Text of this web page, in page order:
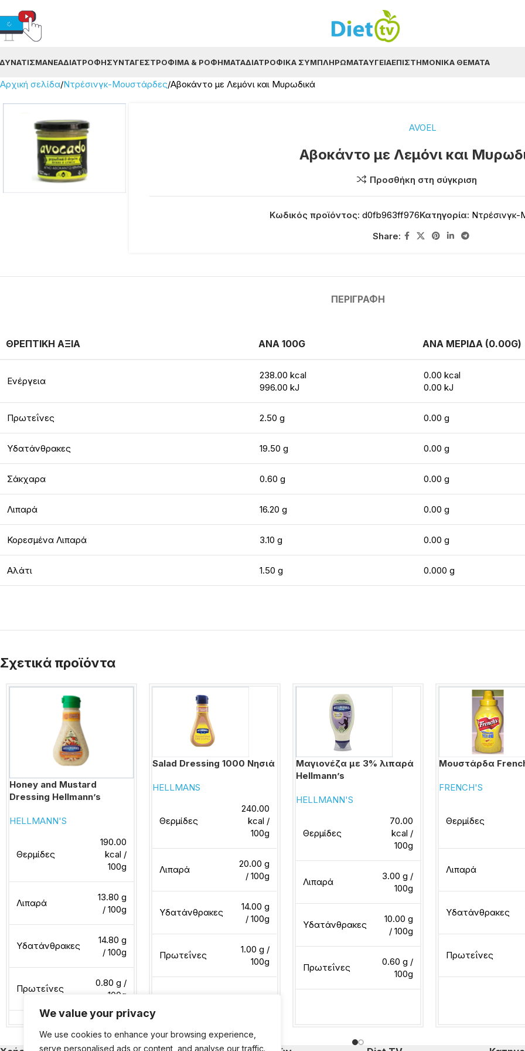
We value your privacy
We use cookies to enhance your browsing experience,
serve personalised ads or content, and analyse our traffic.
ΝΈΑΔΙΑΤΡΟΦΉΣΥΝΤΑΓΈΣΤΡΌΦΙΜΑ & ΡΟΦΉΜΑΤΑΔΙΑΤΡΟΦΙΚΆ ΣΥΜΠΛΗΡΏΜΑΤΑΥΓΕΊΑΕΠΙΣΤΗΜΟΝΙΚΆ ΘΈΜΑΤΑ
Αρχική σελίδα Ντρέσινγκ-Μουστάρδες Αβοκάντο με Λεμόνι και Μυρωδικά
AVOEL
Αβοκάντο με Λεμόνι και
Προσθήκη στη σύγκριση
Κωδικός προϊόντος: d0fb963ff976Κατηγορία:
Share:
ΠΕΡΙΓΡΑΦΉ
ΘΡΕΠΤΙΚΗ ΑΞΙΑ ΑΝΑ 100G ΑΝΑ ΜΕΡΙΔΑ (0.00G)
Ενέργεια
238.00 kcal
996.00 kJ
0.00 kcal
0.00 kJ
Πρωτεΐνες 2.50 g 0.00 g
Υδατάνθρακες 19.50 g 0.00 g
Σάκχαρα 0.60 g 0.00 g
Λιπαρά 16.20 g 0.00 g
Κορεσμένα Λιπαρά 3.10 g 0.00 g
Αλάτι 1.50 g 0.000 g
Σχετικά προϊόντα
Honey and Mustard
Dressing Hellmann’s
HELLMANN'S
Θερμίδες
190.00
kcal /
100g
Λιπαρά
13.80 g
/ 100g
Υδατάνθρακες
14.80 g
/ 100g
Πρωτεΐνες
0.80 g /
100g
Salad Dressing 1000 Νησιά
HELLMANS
Θερμίδες
240.00
kcal /
100g
Λιπαρά
20.00 g
/ 100g
Υδατάνθρακες
14.00 g
/ 100g
Πρωτεΐνες
1.00 g /
100g
Μαγιονέζα με 3% λιπαρά
Hellmann’s
HELLMANN'S
Θερμίδες
70.00
kcal /
100g
Λιπαρά
3.00 g /
100g
Υδατάνθρακες
10.00 g
/ 100g
Πρωτεΐνες
0.60 g /
100g
Μουστάρδα
FRENCH'S
Θερμίδες
Λιπαρά
Υδατάνθρακες
Πρωτεΐνες